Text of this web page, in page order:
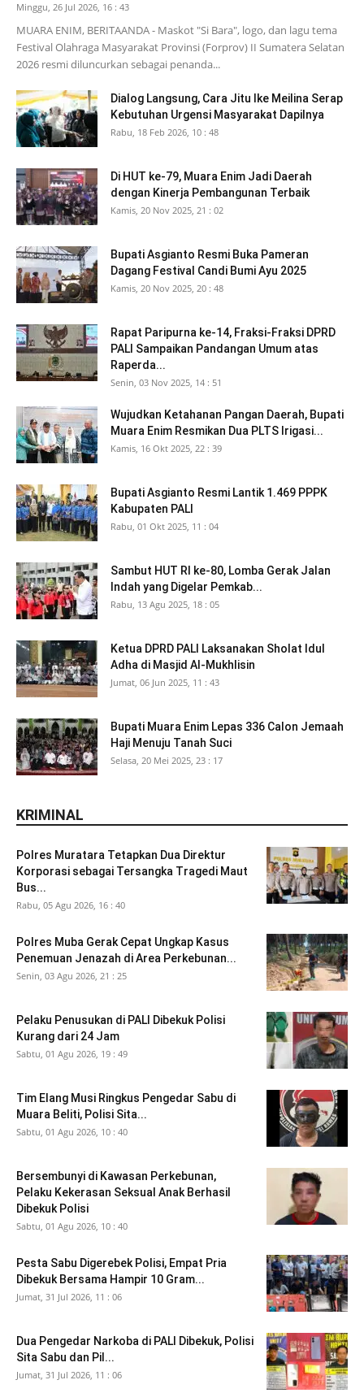
Minggu, 26 Jul 2026, 16 : 43
MUARA ENIM, BERITAANDA - Maskot "Si Bara", logo, dan lagu tema
Festival Olahraga Masyarakat Provinsi (Forprov) II Sumatera Selatan
2026 resmi diluncurkan sebagai penanda...
Dialog Langsung, Cara Jitu Ike Meilina Serap
Kebutuhan Urgensi Masyarakat Dapilnya
Rabu, 18 Feb 2026, 10 : 48
Di HUT ke-79, Muara Enim Jadi Daerah
dengan Kinerja Pembangunan Terbaik
Kamis, 20 Nov 2025, 21 : 02
Bupati Asgianto Resmi Buka Pameran
Dagang Festival Candi Bumi Ayu 2025
Kamis, 20 Nov 2025, 20 : 48
Rapat Paripurna ke-14, Fraksi-Fraksi DPRD
PALI Sampaikan Pandangan Umum atas
Raperda...
Senin, 03 Nov 2025, 14 : 51
Wujudkan Ketahanan Pangan Daerah, Bupati
Muara Enim Resmikan Dua PLTS Irigasi...
Kamis, 16 Okt 2025, 22 : 39
Bupati Asgianto Resmi Lantik 1.469 PPPK
Kabupaten PALI
Rabu, 01 Okt 2025, 11 : 04
Sambut HUT RI ke-80, Lomba Gerak Jalan
Indah yang Digelar Pemkab...
Rabu, 13 Agu 2025, 18 : 05
Ketua DPRD PALI Laksanakan Sholat Idul
Adha di Masjid Al-Mukhlisin
Jumat, 06 Jun 2025, 11 : 43
Bupati Muara Enim Lepas 336 Calon Jemaah
Haji Menuju Tanah Suci
Selasa, 20 Mei 2025, 23 : 17
KRIMINAL
Polres Muratara Tetapkan Dua Direktur
Korporasi sebagai Tersangka Tragedi Maut
Bus...
Rabu, 05 Agu 2026, 16 : 40
Polres Muba Gerak Cepat Ungkap Kasus
Penemuan Jenazah di Area Perkebunan...
Senin, 03 Agu 2026, 21 : 25
Pelaku Penusukan di PALI Dibekuk Polisi
Kurang dari 24 Jam
Sabtu, 01 Agu 2026, 19 : 49
Tim Elang Musi Ringkus Pengedar Sabu di
Muara Beliti, Polisi Sita...
Sabtu, 01 Agu 2026, 10 : 40
Bersembunyi di Kawasan Perkebunan,
Pelaku Kekerasan Seksual Anak Berhasil
Dibekuk Polisi
Sabtu, 01 Agu 2026, 10 : 40
Pesta Sabu Digerebek Polisi, Empat Pria
Dibekuk Bersama Hampir 10 Gram...
Jumat, 31 Jul 2026, 11 : 06
Dua Pengedar Narkoba di PALI Dibekuk, Polisi
Sita Sabu dan Pil...
Jumat, 31 Jul 2026, 11 : 06